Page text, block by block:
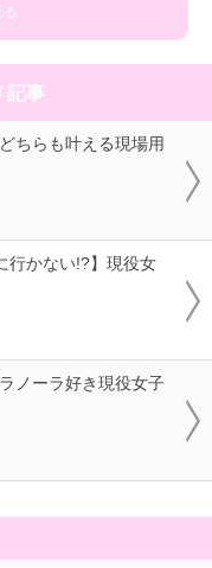
記事
ちらも叶える現場用
行かない!?】現役女
ノーラ好き現役女子